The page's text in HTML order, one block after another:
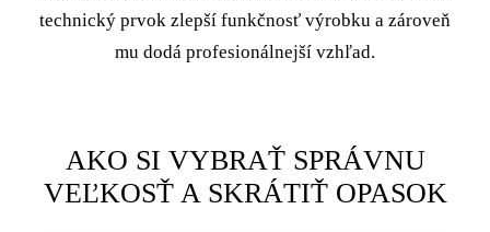
technický prvok zlepší funkčnosť výrobku a zároveň
mu dodá profesionálnejší vzhľad.
AKO SI VYBRAŤ SPRÁVNU
VEĽKOSŤ A SKRÁTIŤ OPASOK